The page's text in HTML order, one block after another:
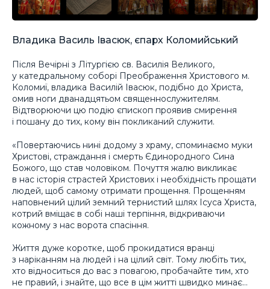
Владика Василь Івасюк, єпарх Коломийський
Після Вечірні з Літургією св. Василія Великого,
у катедральному соборі Преображення Христового м.
Коломиї, владика Василій Івасюк, подібно до Христа,
омив ноги дванадцятьом священнослужителям.
Відтворюючи цю подію єпископ проявив смирення
і пошану до тих, кому він покликаний служити.
«Повертаючись нині додому з храму, споминаємо муки
Христові, страждання і смерть Єдинородного Сина
Божого, що став чоловіком. Почуття жалю викликає
в нас історія страстей Христових і необхідність прощати
людей, щоб самому отримати прощення. Прощенням
наповнений цілий земний тернистий шлях Ісуса Христа,
котрий вміщає в собі наші терпіння, відкриваючи
кожному з нас ворота спасіння.
Життя дуже коротке, щоб прокидатися вранці
з наріканням на людей і на цілий світ. Тому любіть тих,
хто відноситься до вас з повагою, пробачайте тим, хто
не правий, і знайте, що все в цім житті швидко минає…